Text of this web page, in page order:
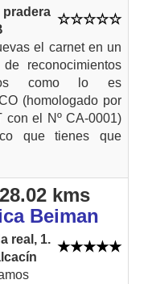
el carnet en un
reconocimientos
como lo es
(homologado por
con el Nº CA-0001)
que tienes que
kms
Beiman
real, 1.